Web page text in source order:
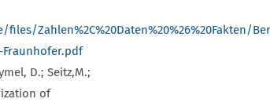
Zahlen%2C%20Daten%20%26%20Fakten/
Fraunhofer.pdf
D.; Seitz,M.;
of